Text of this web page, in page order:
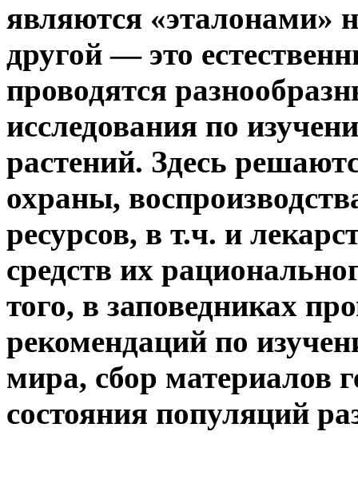
являются «эталонами»
другой — это
проводятся
исследования по
растений. Здесь
охраны,
ресурсов, в т.ч. и
средств их
того, в заповедниках
рекомендаций по
мира, сбор материалов
состояния популяций